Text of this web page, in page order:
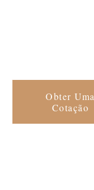
Obter Uma
Cotação